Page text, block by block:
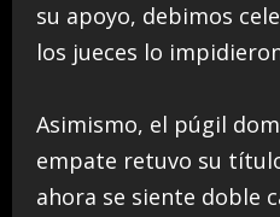
su apoyo, debimos
los jueces lo
Asimismo, el púgil
empate retuvo su
ahora se siente doble